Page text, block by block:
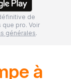
de
pro. Voir
générales.
à